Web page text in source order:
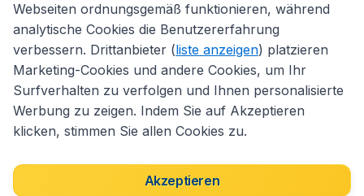
Allgemeine Geschäftsbedingungen
Webseiten ordnungsgemäß funktionieren, während
analytische Cookies die Benutzererfahrung
verbessern. Drittanbieter (liste anzeigen) platzieren
Marketing-Cookies und andere Cookies, um Ihr
Surfverhalten zu verfolgen und Ihnen personalisierte
Werbung zu zeigen. Indem Sie auf Akzeptieren
klicken, stimmen Sie allen Cookies zu.
Akzeptieren